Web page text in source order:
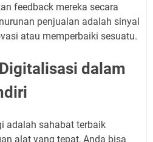
feedback mereka secara
penjualan adalah sinyal
atau memperbaiki sesuatu.
dalam
adalah sahabat terbaik
alat yang tepat, Anda bisa